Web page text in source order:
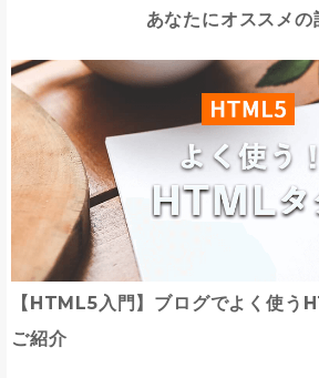
あなたにオススメの
【HTML5入門】ブログでよく使う
ご紹介